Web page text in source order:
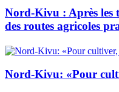
Nord-Kivu : Après les
des routes agricoles
Nord-Kivu: «Pour